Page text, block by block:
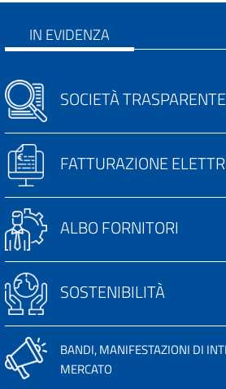
IN EVIDENZA
SOCIETÀ TRASPARENTE
FATTURAZIONE
ALBO FORNITORI
SOSTENIBILITÀ
BANDI, MANIFESTAZIONI DI
MERCATO